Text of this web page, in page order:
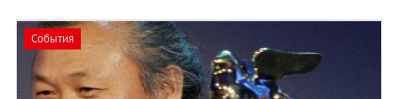
События